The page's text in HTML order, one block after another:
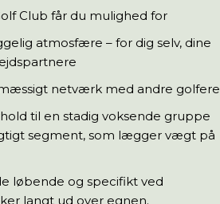
Club får du mulighed for
atmosfære – for dig selv, dine
netværk med andre golfere
til en stadig voksende gruppe
segment, som lægger vægt på
løbende og specifikt ved
langt ud over egnen.